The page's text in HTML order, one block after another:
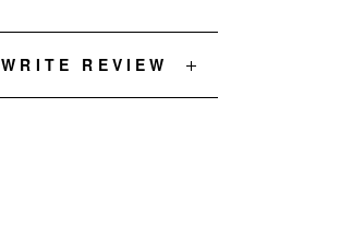
WRITE REVIEW